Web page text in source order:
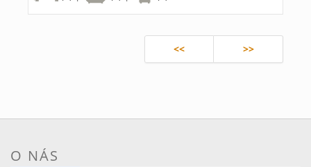
<< >>
O NÁS